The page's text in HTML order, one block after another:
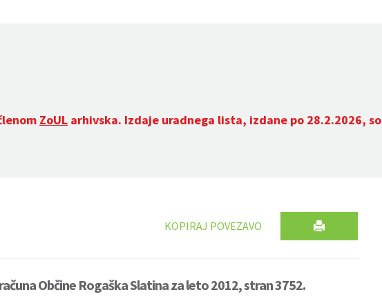
ZoUL arhivska. Izdaje uradnega lista, izdane po 28.2.2026, so
KOPIRAJ POVEZAVO
Občine Rogaška Slatina za leto 2012, stran 3752.